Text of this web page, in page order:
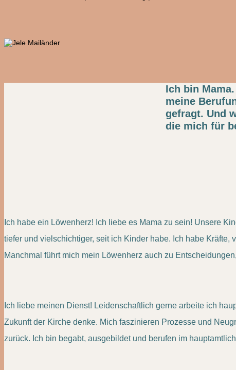
Ich bin
meine
gefragt. Und
die mich für
Ich habe ein Löwenherz! Ich liebe es Mama zu sein! Unsere
tiefer und vielschichtiger, seit ich Kinder habe. Ich habe
Manchmal führt mich mein Löwenherz auch zu
Ich liebe meinen Dienst! Leidenschaftlich gerne arbeite ich
Zukunft der Kirche denke. Mich faszinieren Prozesse und
zurück. Ich bin begabt, ausgebildet und berufen im